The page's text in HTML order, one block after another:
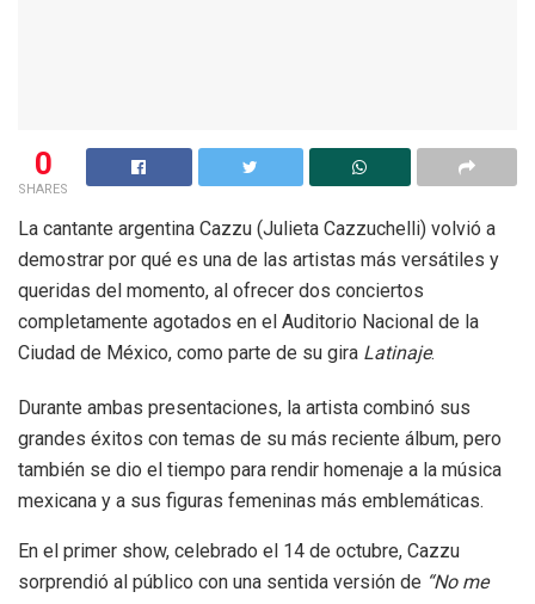
0
SHARES
La cantante argentina Cazzu (Julieta Cazzuchelli) volvió a
demostrar por qué es una de las artistas más versátiles y
queridas del momento, al ofrecer dos conciertos
completamente agotados en el Auditorio Nacional de la
Ciudad de México, como parte de su gira Latinaje.
Durante ambas presentaciones, la artista combinó sus
grandes éxitos con temas de su más reciente álbum, pero
también se dio el tiempo para rendir homenaje a la música
mexicana y a sus figuras femeninas más emblemáticas.
En el primer show, celebrado el 14 de octubre, Cazzu
sorprendió al público con una sentida versión de “No me